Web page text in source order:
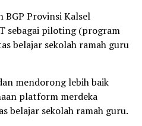
BGP Provinsi Kalsel
sebagai piloting (program
belajar sekolah ramah guru
mendorong lebih baik
platform merdeka
belajar sekolah ramah guru.